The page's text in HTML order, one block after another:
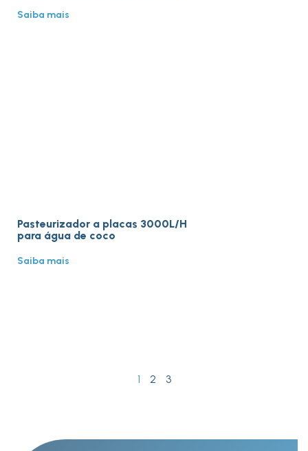
Saiba mais
Pasteurizador a placas 3000L/H
para água de coco
Saiba mais
1 2 3